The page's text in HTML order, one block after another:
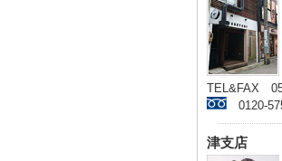
TEL&FAX
0120-
津支店